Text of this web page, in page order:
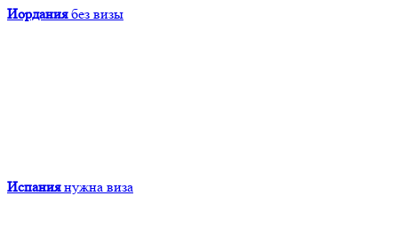
Иордания без визы
Испания нужна виза